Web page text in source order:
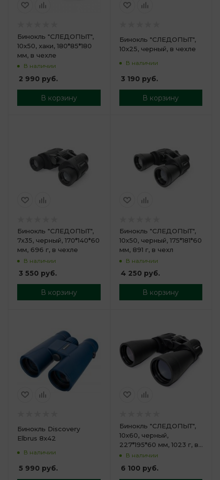
Бинокль "СЛЕДОПЫТ",
10х50, хаки, 180*85*180
мм, в чехле
В наличии
2 990 руб.
В корзину
Бинокль "СЛЕДОПЫТ",
10х25, черный, в чехле
В наличии
3 190 руб.
В корзину
Бинокль "СЛЕДОПЫТ",
7х35, черный, 170*140*60
мм, 696 г, в чехле
В наличии
3 550 руб.
В корзину
Бинокль "СЛЕДОПЫТ",
10х50, черный, 175*181*60
мм, 891 г, в чехл
В наличии
4 250 руб.
В корзину
Бинокль Discovery
Elbrus 8x42
В наличии
5 990 руб.
Бинокль "СЛЕДОПЫТ",
10х60, черный,
227*195*60 мм, 1023 г, в
чехле
В наличии
6 100 руб.